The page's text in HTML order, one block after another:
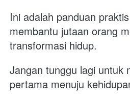
Ini adalah panduan
membantu jutaan orang
transformasi hidup.
Jangan tunggu lagi untuk
pertama menuju